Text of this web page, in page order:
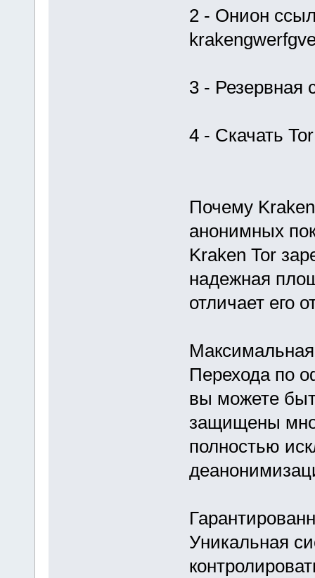
2 - Онион
3 - Резервная
4 - Скачать
Почему
анонимных
Kraken Tor
надежная
отличает его
Перехода по
вы можете
защищены
полностью
Уникальная